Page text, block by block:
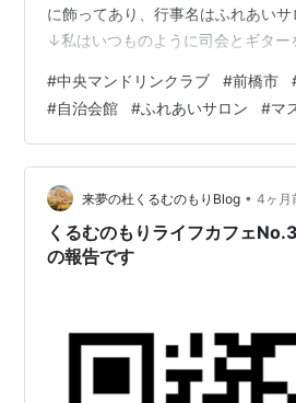
に飾ってあり、行事名はふれあい
↓私はいつものように司会とギター
用。 群馬中央ギター学院のトップペ
す。 中央マンドリンクラブのペー
ランク永井鉛筆画前橋展示室のペ
#中央マンドリンクラブ #前橋市
#自治会館 #ふれあいサロン #マ
来夢の杜くるむのもりBlog • 4ヶ月
くるむのもりライフカフェ
の報告です